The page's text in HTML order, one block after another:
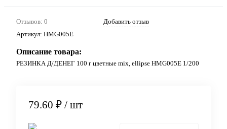
Отзывов: 0
Добавить отзыв
Артикул: HMG005E
Описание товара:
РЕЗИНКА Д/ДЕНЕГ 100 г цветные mix, ellipse HMG005E 1/200
79.60 ₽ / шт